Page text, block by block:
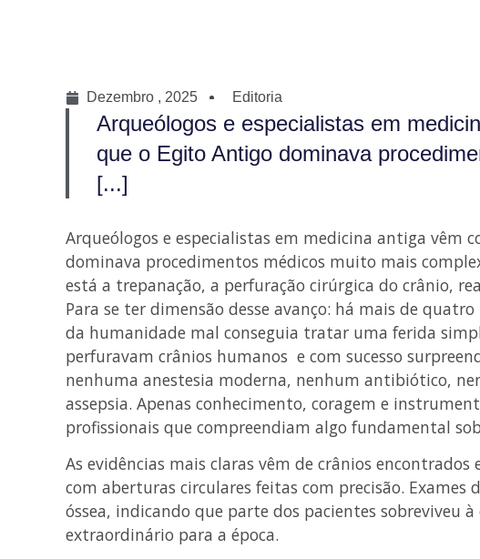
Dezembro , 2025 Editoria
Arqueólogos e especialistas em
que o Egito Antigo dominava
[...]
Arqueólogos e especialistas em medicina antiga vêm
dominava procedimentos médicos muito mais
está a trepanação, a perfuração cirúrgica do crânio,
Para se ter dimensão desse avanço: há mais de
da humanidade mal conseguia tratar uma ferida
perfuravam crânios humanos e com sucesso
nenhuma anestesia moderna, nenhum antibiótico,
assepsia. Apenas conhecimento, coragem e
profissionais que compreendiam algo fundamental
As evidências mais claras vêm de crânios
com aberturas circulares feitas com precisão. Exames
óssea, indicando que parte dos pacientes sobreviveu
extraordinário para a época.